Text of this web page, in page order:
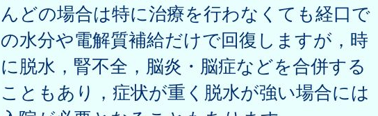
んどの場合は特に治療を行わなくても経口で
の水分や電解質補給だけで回復しますが，時
に脱水，腎不全，脳炎・脳症などを合併する
こともあり，症状が重く脱水が強い場合には